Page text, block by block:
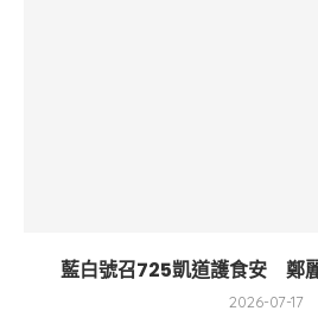
藍白號召725凱道護食安 鄭
2026-07-17